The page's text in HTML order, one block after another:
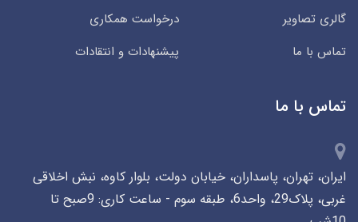
گالری تصاویر
درخواست همکاری
تماس با ما
پیشنهادات و انتقادات
تماس با ما
ایران، تهران، پاسداران، خیابان دولت، بلوار کاوه، نبش اخلاقی
غربی، پلاک29، واحد6، طبقه سوم - ساعت کاری: 9صبح تا